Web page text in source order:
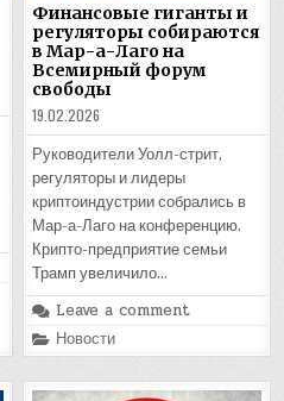
Финансовые гиганты и
регуляторы собираются
в Мар-а-Лаго на
Всемирный форум
свободы
19.02.2026
Руководители Уолл-стрит,
регуляторы и лидеры
криптоиндустрии собрались в
Мар-а-Лаго на конференцию.
Крипто-предприятие семьи
Трамп увеличило…
Leave a comment
Posted
in
Новости